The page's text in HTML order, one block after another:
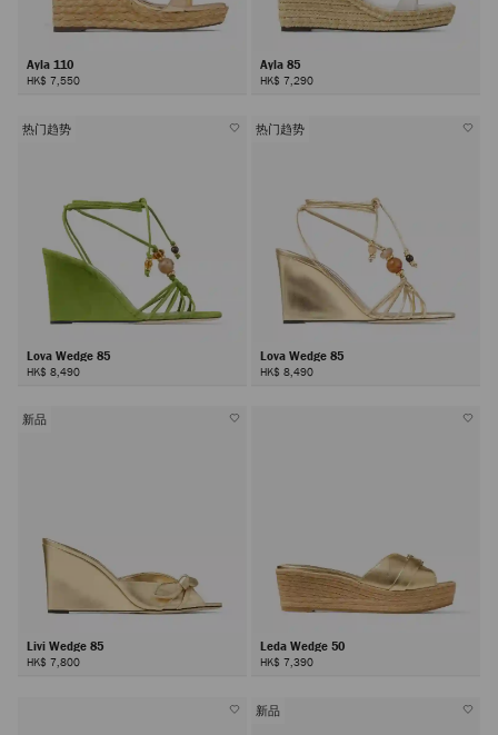
Ayla 110
HK$ 7,550
Ayla 85
HK$ 7,290
热门趋势
Lova Wedge 85
HK$ 8,490
热门趋势
Lova Wedge 85
HK$ 8,490
新品
Livi Wedge 85
HK$ 7,800
Leda Wedge 50
HK$ 7,390
新品